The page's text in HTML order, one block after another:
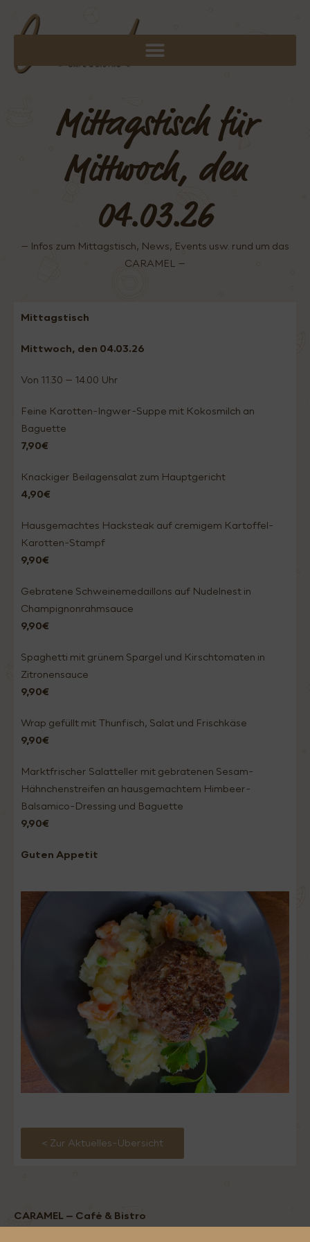
Mittagstisch für
Mittwoch, den
04.03.26
– Infos zum Mittagstisch, News, Events usw. rund um das
CARAMEL –
Mittagstisch
Mittwoch, den 04.03.26
Von 11.30 – 14.00 Uhr
Feine Karotten-Ingwer-Suppe mit Kokosmilch an
Baguette
7,90€
Knackiger Beilagensalat zum Hauptgericht
4,90€
Hausgemachtes Hacksteak auf cremigem Kartoffel-
Karotten-Stampf
9,90€
Gebratene Schweinemedaillons auf Nudelnest in
Champignonrahmsauce
9,90€
Spaghetti mit grünem Spargel und Kirschtomaten in
Zitronensauce
9,90€
Wrap gefüllt mit Thunfisch, Salat und Frischkäse
9,90€
Marktfrischer Salatteller mit gebratenen Sesam-
Hähnchenstreifen an hausgemachtem Himbeer-
Balsamico-Dressing und Baguette
9,90€
Guten Appetit
< Zur Aktuelles-Übersicht
CARAMEL – Café & Bistro